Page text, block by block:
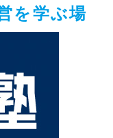
を学ぶ場